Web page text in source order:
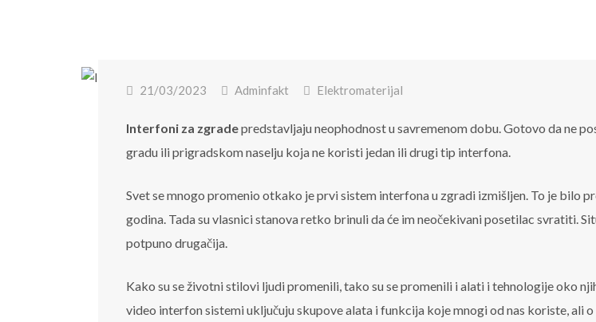
21/03/2023 Adminfakt Elektromaterijal
Interfoni za zgradepredstavljaju neophodnost u savremenom dobu. Gotovo da ne
gradu ili prigradskom naselju koja ne koristi jedan ili drugi tip interfona.
Svet se mnogo promenio otkako je prvi sistem interfona u zgradi izmišljen. To je bilo
godina. Tada su vlasnici stanova retko brinuli da će im neočekivani posetilac svratiti.
potpuno drugačija.
Kako su se životni stilovi ljudi promenili, tako su se promenili i alati i tehnologije oko
video interfon sistemi uključuju skupove alata i funkcija koje mnogi od nas koriste, ali